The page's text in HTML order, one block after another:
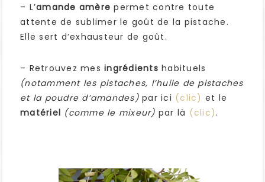
– L’amande amère permet contre toute
attente de sublimer le goût de la pistache.
Elle sert d’exhausteur de goût.
– Retrouvez mes ingrédients habituels
(notamment les pistaches, l’huile de pistaches
et la poudre d’amandes)par ici (clic) et le
matériel (comme le mixeur) par là (clic) .